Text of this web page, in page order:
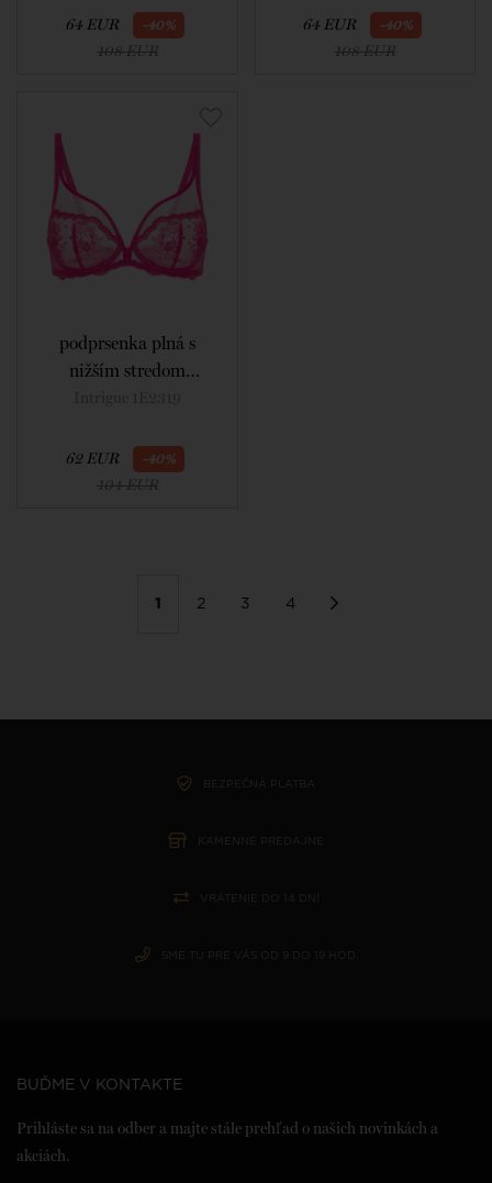
64 EUR -40%
108 EUR
64 EUR -40%
108 EUR
podprsenka plná s
nižším stredom
62 EUR -40%
104 EUR
1 2 3 4
BUĎME V KONTAKTE
Prihláste sa na odber a majte stále prehľad o našich novinkách a
akciách.